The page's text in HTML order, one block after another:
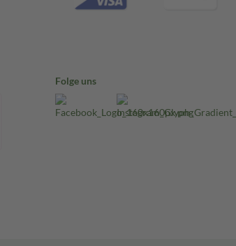
Folge uns